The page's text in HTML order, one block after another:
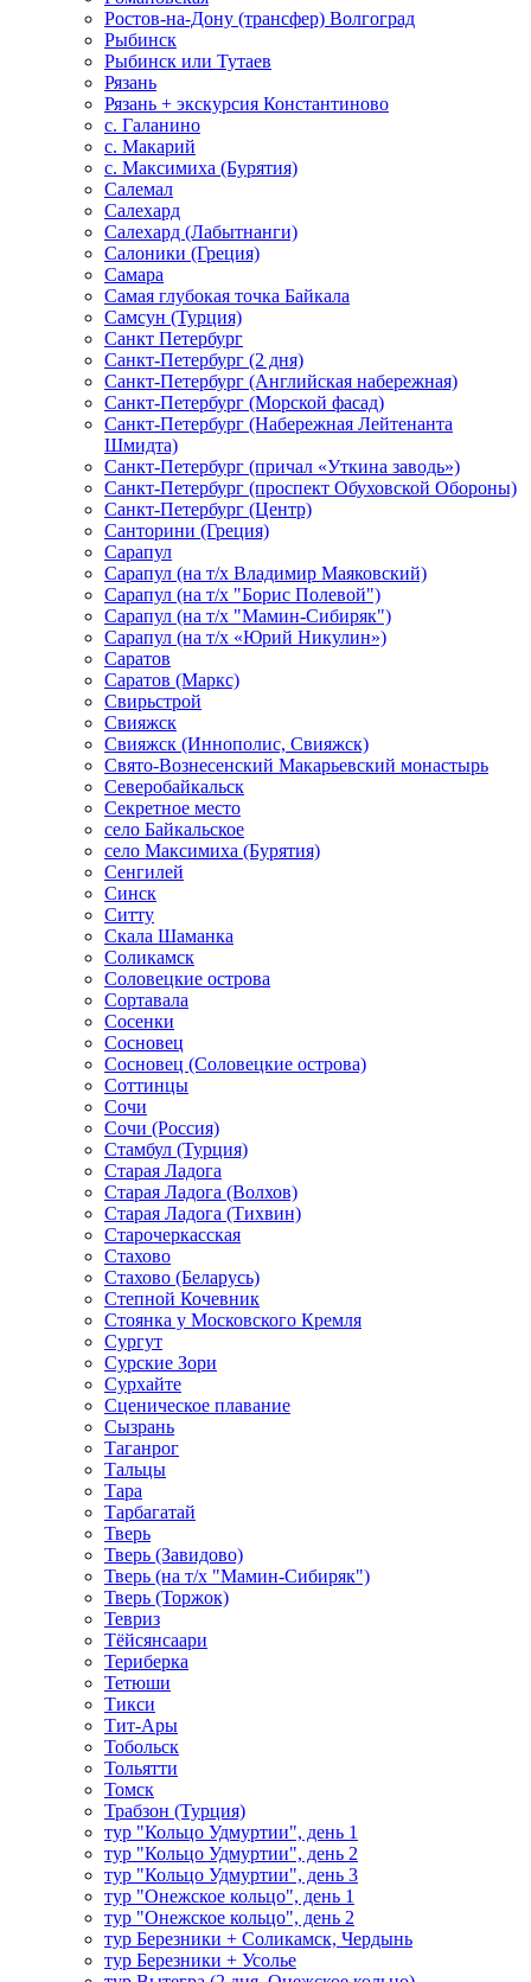
Ростов-на-Дону (трансфер) Волгоград
Рыбинск
Рыбинск или Тутаев
Рязань
Рязань + экскурсия Константиново
с. Галанино
с. Макарий
с. Максимиха (Бурятия)
Салемал
Салехард
Салехард (Лабытнанги)
Салоники (Греция)
Самара
Самая глубокая точка Байкала
Самсун (Турция)
Санкт Петербург
Санкт-Петербург (2 дня)
Санкт-Петербург (Английская набережная)
Санкт-Петербург (Морской фасад)
Санкт-Петербург (Набережная Лейтенанта
Шмидта)
Санкт-Петербург (причал «Уткина заводь»)
Санкт-Петербург (проспект Обуховской Обороны)
Санкт-Петербург (Центр)
Санторини (Греция)
Сарапул
Сарапул (на т/х Владимир Маяковский)
Сарапул (на т/х "Борис Полевой")
Сарапул (на т/х "Мамин-Сибиряк")
Сарапул (на т/х «Юрий Никулин»)
Саратов
Саратов (Маркс)
Свирьстрой
Свияжск
Свияжск (Иннополис, Свияжск)
Свято-Вознесенский Макарьевский монастырь
Северобайкальск
Секретное место
село Байкальское
село Максимиха (Бурятия)
Сенгилей
Синск
Ситту
Скала Шаманка
Соликамск
Соловецкие острова
Сортавала
Сосенки
Сосновец
Сосновец (Соловецкие острова)
Соттинцы
Сочи
Сочи (Россия)
Стамбул (Турция)
Старая Ладога
Старая Ладога (Волхов)
Старая Ладога (Тихвин)
Старочеркасская
Стахово
Стахово (Беларусь)
Степной Кочевник
Стоянка у Московского Кремля
Сургут
Сурские Зори
Сурхайте
Сценическое плавание
Сызрань
Таганрог
Тальцы
Тара
Тарбагатай
Тверь
Тверь (Завидово)
Тверь (на т/х "Мамин-Сибиряк")
Тверь (Торжок)
Тевриз
Тёйсянсаари
Териберка
Тетюши
Тикси
Тит-Ары
Тобольск
Тольятти
Томск
Трабзон (Турция)
тур "Кольцо Удмуртии", день 1
тур "Кольцо Удмуртии", день 2
тур "Кольцо Удмуртии", день 3
тур "Онежское кольцо", день 1
тур "Онежское кольцо", день 2
тур Березники + Соликамск, Чердынь
тур Березники + Усолье